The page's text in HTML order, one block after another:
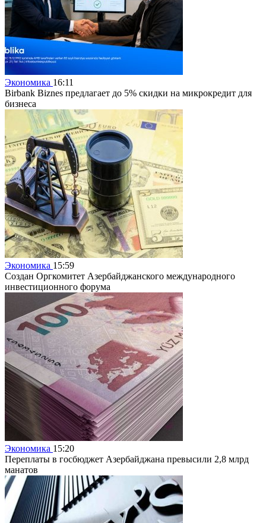
Экономика 16:11
Birbank Biznes предлагает до 5% скидки на микрокредит для
бизнеса
Экономика 15:59
Создан Оргкомитет Азербайджанского международного
инвестиционного форума
Экономика 15:20
Переплаты в госбюджет Азербайджана превысили 2,8 млрд
манатов